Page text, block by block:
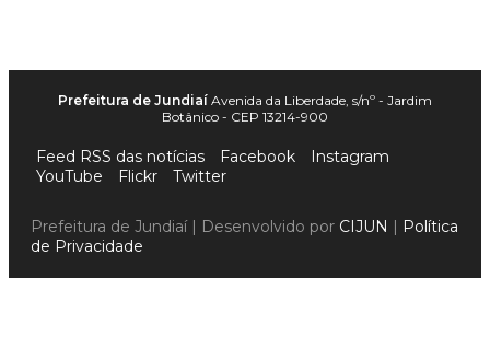
Prefeitura de Jundiaí Avenida da Liberdade, s/nº - Jardim
Botânico - CEP 13214-900
Feed RSS das notícias Facebook
Instagram
YouTube
Flickr Twitter
Prefeitura de Jundiaí | Desenvolvido por CIJUN
Política
de Privacidade